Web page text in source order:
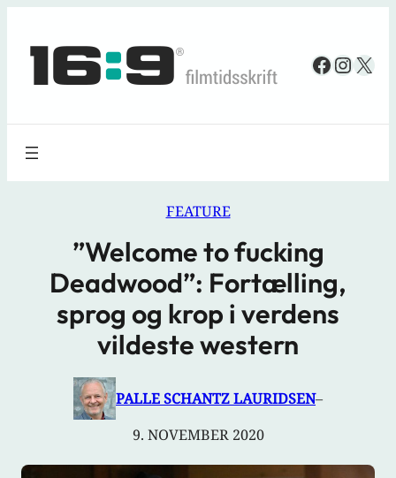
indhold
X
FEATURE
”Welcome to fucking
Deadwood”: Fortælling,
sprog og krop i verdens
vildeste western
PALLE SCHANTZ LAURIDSEN–
9. NOVEMBER 2020